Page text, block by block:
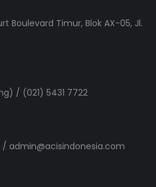
Boulevard Timur, Blok AX-05, Jl.
/ (021) 5431 7722
/ admin@acisindonesia.com